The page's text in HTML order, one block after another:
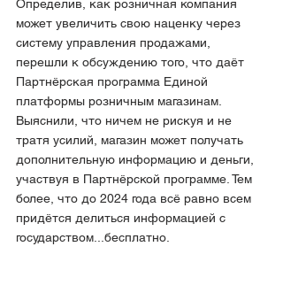
Определив, как розничная компания
может увеличить свою наценку через
систему управления продажами,
перешли к обсуждению того, что даёт
Партнёрская программа Единой
платформы розничным магазинам.
Выяснили, что ничем не рискуя и не
тратя усилий, магазин может получать
дополнительную информацию и деньги,
участвуя в Партнёрской программе. Тем
более, что до 2024 года всё равно всем
придётся делиться информацией с
государством...бесплатно.